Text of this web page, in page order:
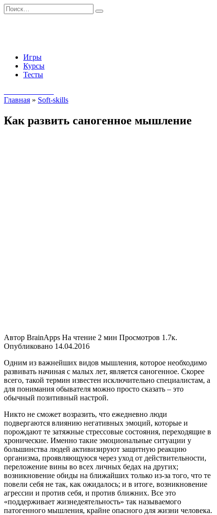
Перейти
к
Search
for:
Игры
Курсы
Тесты
Главная » Soft-skills
Как развить саногенное мышление
Автор BrainApps На чтение 2 мин Просмотров 1.7к.
Опубликовано 14.04.2016
Одним из важнейших видов мышления, которое необходимо
развивать начиная с малых лет, является саногенное. Скорее
всего, такой термин известен исключительно специалистам, а
для понимания обывателя можно просто сказать – это
обычный позитивный настрой.
Никто не сможет возразить, что ежедневно люди
подвергаются влиянию негативных эмоций, которые и
порождают те затяжные стрессовые состояния, переходящие в
хронические. Именно такие эмоциональные ситуации у
большинства людей активизируют защитную реакцию
организма, проявляющуюся через уход от действительности,
переложение вины во всех личных бедах на других;
возникновение обиды на ближайших только из-за того, что те
повели себя не так, как ожидалось; и в итоге, возникновение
агрессии и против себя, и против ближних. Все это
«поддерживает жизнедеятельность» так называемого
патогенного мышления, крайне опасного для жизни человека.